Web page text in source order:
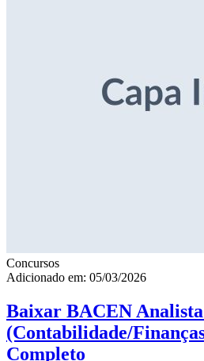
Concursos
Adicionado em: 05/03/2026
Baixar BACEN
(Contabilidade/
Completo